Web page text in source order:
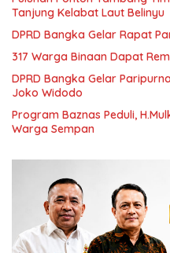
Tanjung Kelabat Laut Belinyu
DPRD Bangka Gelar Rapat
317 Warga Binaan Dapat
DPRD Bangka Gelar
Joko Widodo
Program Baznas Peduli,
Warga Sempan